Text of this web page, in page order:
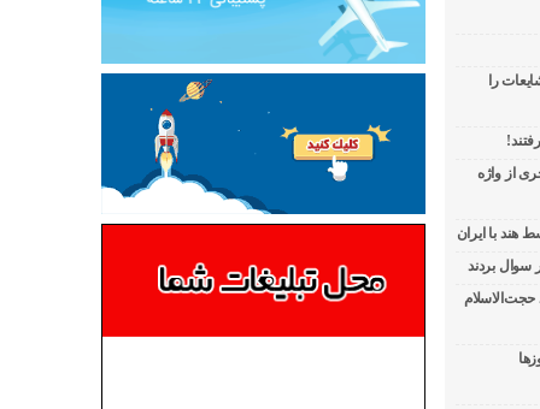
را
از واژه
هند با ایران
حجت‌الاسلام